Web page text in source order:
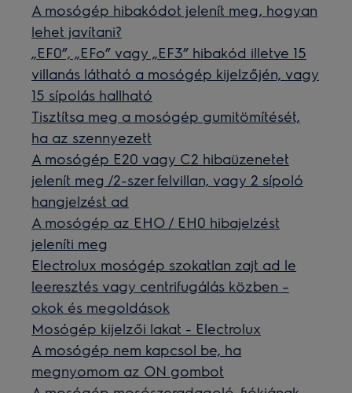
A mosógép hibakódot jelenít meg, hogyan
lehet javítani?
„EF0”, „EFo” vagy „EF3” hibakód illetve 15
villanás látható a mosógép kijelzőjén, vagy
15 sípolás hallható
Tisztítsa meg a mosógép gumitömítését,
ha az szennyezett
A mosógép E20 vagy C2 hibaüzenetet
jelenít meg /2-szer felvillan, vagy 2 sípoló
hangjelzést ad
A mosógép az EHO / EH0 hibajelzést
jeleníti meg
Electrolux mosógép szokatlan zajt ad le
leeresztés vagy centrifugálás közben –
okok és megoldások
Mosógép kijelzői lakat - Electrolux
A mosógép nem kapcsol be, ha
megnyomom az ON gombot